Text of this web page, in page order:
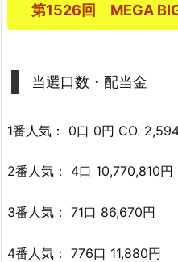
第1526回 MEGA
当選口数・配当金
1番人気： 0口 0円 CO.
2番人気： 4口 10,770,810円
3番人気： 71口 86,670円
4番人気： 776口 11,880円